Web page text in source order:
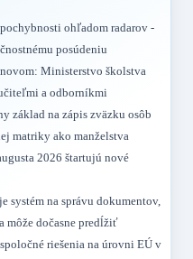
ohľadom radarov -
posúdeniu
Ministerstvo školstva
a odborníkmi
základ na zápis zväzku osôb
matriky ako manželstva
2026 štartujú nové
systém na správu dokumentov,
môže dočasne predĺžiť
riešenia na úrovni EÚ v